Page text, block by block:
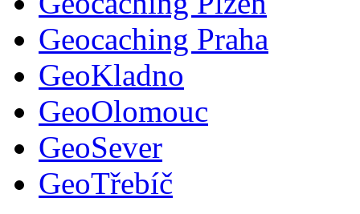
Geocaching Praha
GeoKladno
GeoOlomouc
GeoSever
GeoTřebíč